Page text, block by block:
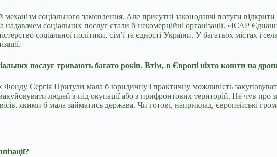
соціального замовлення. Але присутні законодавчі потуги
соціальних послуг стали б некомерційні організації. «ІСАР
соціальної політики, сім’ї та єдності України. У багатьох містах і
послуг тривають багато років. Втім, в Європі ніхто кошти на
Фонду Сергія Притули мала б юридичну і практичну можливість
людей з-під окупації або з прифронтових територій. Не чув про
якими б мала займатись держава. Чи готові, наприклад, європейські